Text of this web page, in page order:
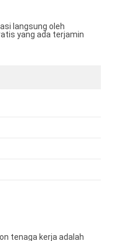
langsung oleh
yang ada terjamin
tenaga kerja adalah